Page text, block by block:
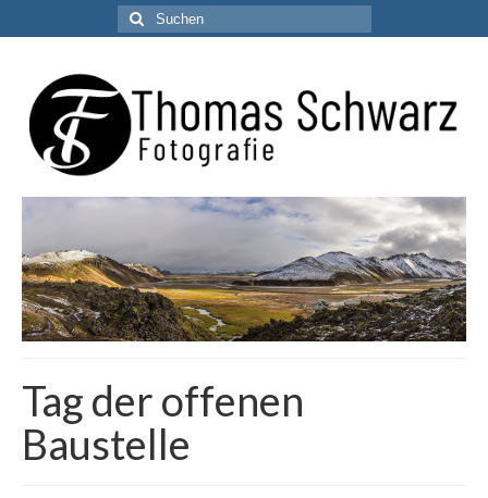
Suchen
nach:
Tag der offenen
Baustelle